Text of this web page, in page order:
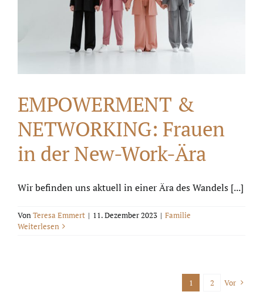
EMPOWERMENT &
NETWORKING: Frauen
in der New-Work-Ära
Wir befinden uns aktuell in einer Ära des Wandels [...]
VonTeresa Emmert | 11. Dezember 2023 | Familie
Weiterlesen
1 2 Vor